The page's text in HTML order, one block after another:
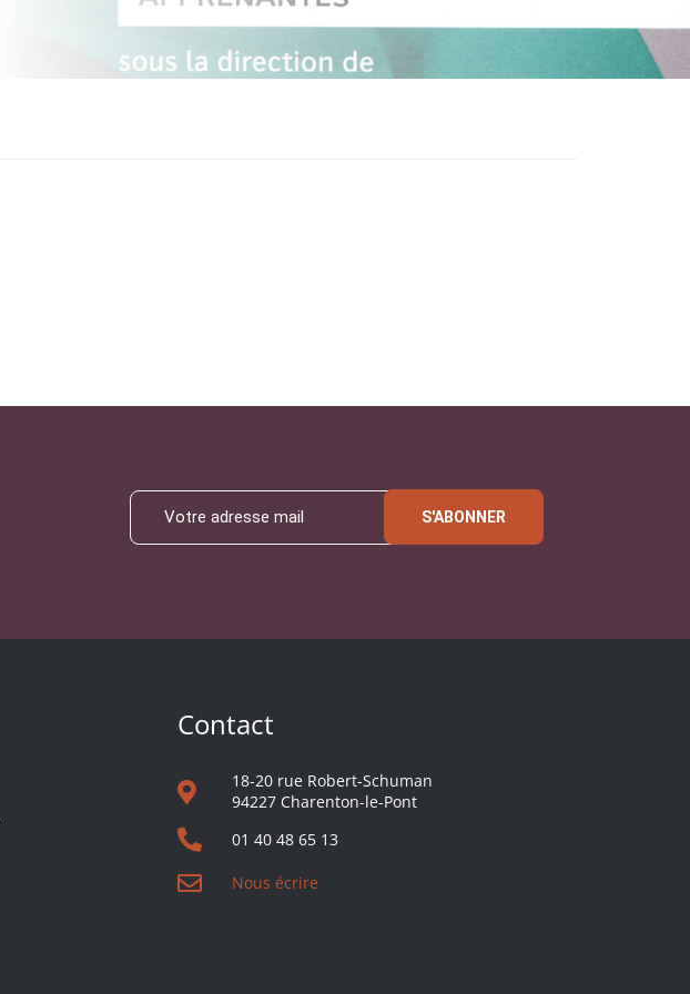
S'ABONNER
Contact
18-20 rue Robert-Schuman
94227 Charenton-le-Pont
01 40 48 65 13
Nous écrire